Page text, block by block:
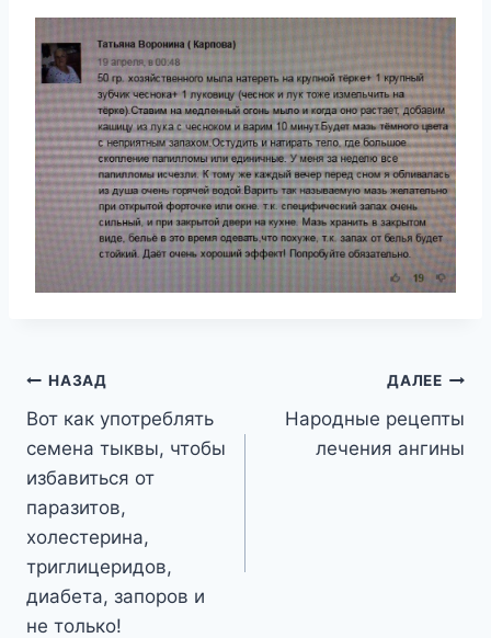
Навигация
по
записям
НАЗАД
Вот как употреблять
семена тыквы, чтобы
избавиться от
паразитов,
холестерина,
триглицеридов,
диабета, запоров и
не только!
ДАЛЕЕ
Народные рецепты
лечения ангины